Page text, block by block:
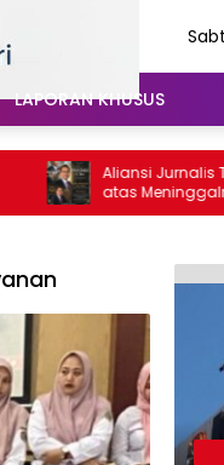
LAPORAN KHUSUS
Aliansi Jurnalis
atas Meninggalnya
Santoso: “Beliau